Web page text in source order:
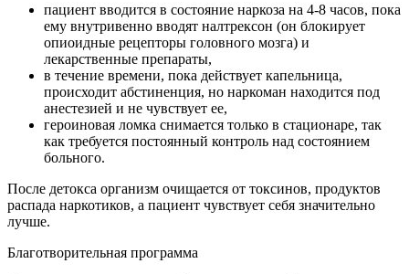
пациент вводится в состояние наркоза на 4-8 часов, пока
ему внутривенно вводят налтрексон (он блокирует
опиоидные рецепторы головного мозга) и
лекарственные препараты,
в течение времени, пока действует капельница,
происходит абстиненция, но наркоман находится под
анестезией и не чувствует ее,
героиновая ломка снимается только в стационаре, так
как требуется постоянный контроль над состоянием
больного.
После детокса организм очищается от токсинов, продуктов
распада наркотиков, а пациент чувствует себя значительно
лучше.
Благотворительная программа